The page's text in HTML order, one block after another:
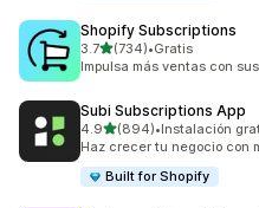
Shopify Subscriptions
3.7de 5 estrellas
(734)
734 reseñas en total
•Gratis
Impulsa más ventas con
Subi Subscriptions App
4.9de 5 estrellas
(894)
894 reseñas en total
•Instalación
Haz crecer tu negocio con
Built for Shopify